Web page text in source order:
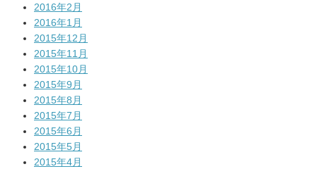
2016年2月
2016年1月
2015年12月
2015年11月
2015年10月
2015年9月
2015年8月
2015年7月
2015年6月
2015年5月
2015年4月